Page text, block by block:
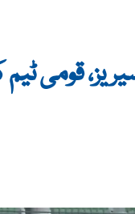
قومی ٹیم